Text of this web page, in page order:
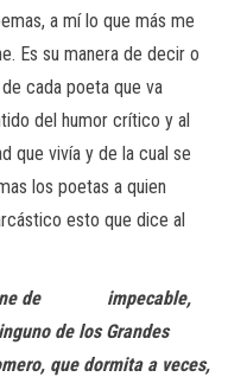
a mí lo que más me
Es su manera de decir o
cada poeta que va
del humor crítico y al
que vivía y de la cual se
los poetas a quien
esto que dice al
tiene de impecable,
de los Grandes
que dormita a veces,